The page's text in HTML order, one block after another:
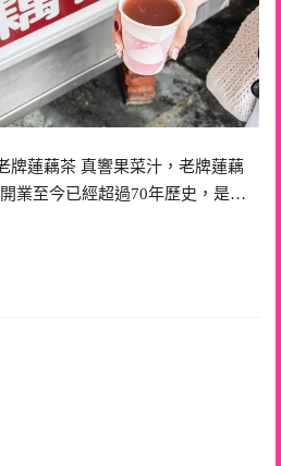
牌蓮藕茶 真響果菜汁，老牌蓮藕
業至今已經超過70年歷史，是…